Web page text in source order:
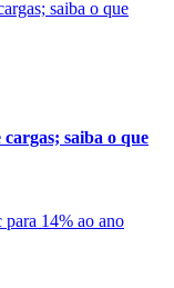
saiba o que